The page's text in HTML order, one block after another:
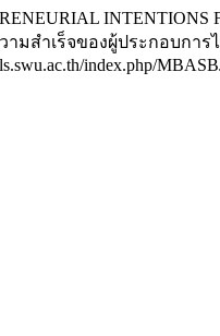
INTENTIONS
มสำเร็จของผู้ประกอบการ
index.php/